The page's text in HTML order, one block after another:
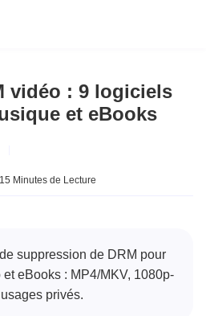
vidéo : 9 logiciels
et eBooks
15 Minutes de Lecture
suppression de DRM pour
eBooks : MP4/MKV, 1080p-
privés.